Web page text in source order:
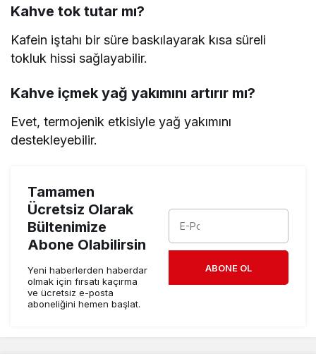
Kahve tok tutar mı?
Kafein iştahı bir süre baskılayarak kısa süreli
tokluk hissi sağlayabilir.
Kahve içmek yağ yakımını artırır mı?
Evet, termojenik etkisiyle yağ yakımını
destekleyebilir.
Tamamen
Ücretsiz Olarak
Bültenimize
Abone Olabilirsin
Yeni haberlerden haberdar
olmak için fırsatı kaçırma
ve ücretsiz e-posta
aboneliğini hemen başlat.
ABONE OL